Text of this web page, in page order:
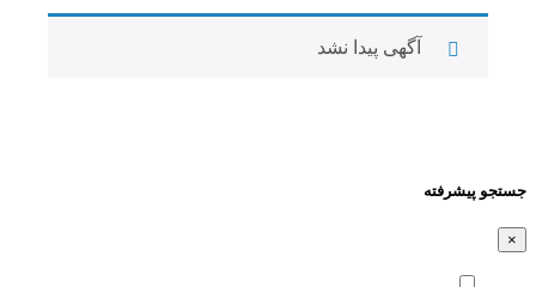
آگهی پیدا نشد
جستجو پیشرفته
×